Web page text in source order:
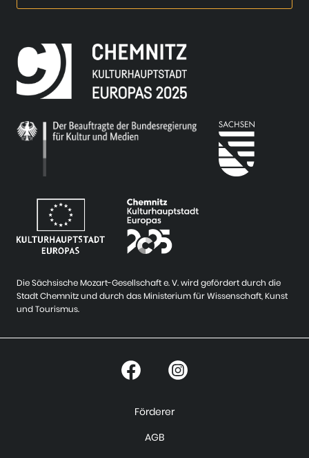
Die Sächsische Mozart-Gesellschaft e. V. wird gefördert durch die
Stadt Chemnitz und durch das Ministerium für Wissenschaft, Kunst
und Tourismus.
Förderer
AGB